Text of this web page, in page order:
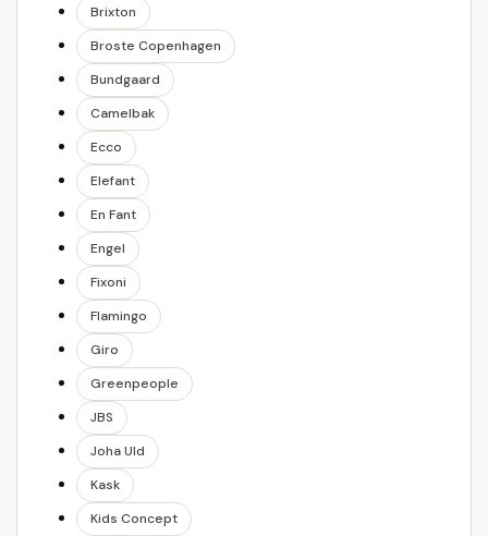
Brixton
Broste Copenhagen
Bundgaard
Camelbak
Ecco
Elefant
En Fant
Engel
Fixoni
Flamingo
Giro
Greenpeople
JBS
Joha Uld
Kask
Kids Concept